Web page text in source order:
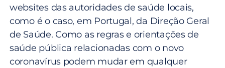
websites das autoridades de saúde locais,
como é o caso, em Portugal, da Direção Geral
de Saúde. Como as regras e orientações de
saúde pública relacionadas com o novo
coronavírus podem mudar em qualquer